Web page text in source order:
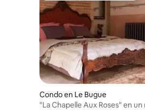
Condo en Le Bugue
"La Chapelle Aux Roses" en